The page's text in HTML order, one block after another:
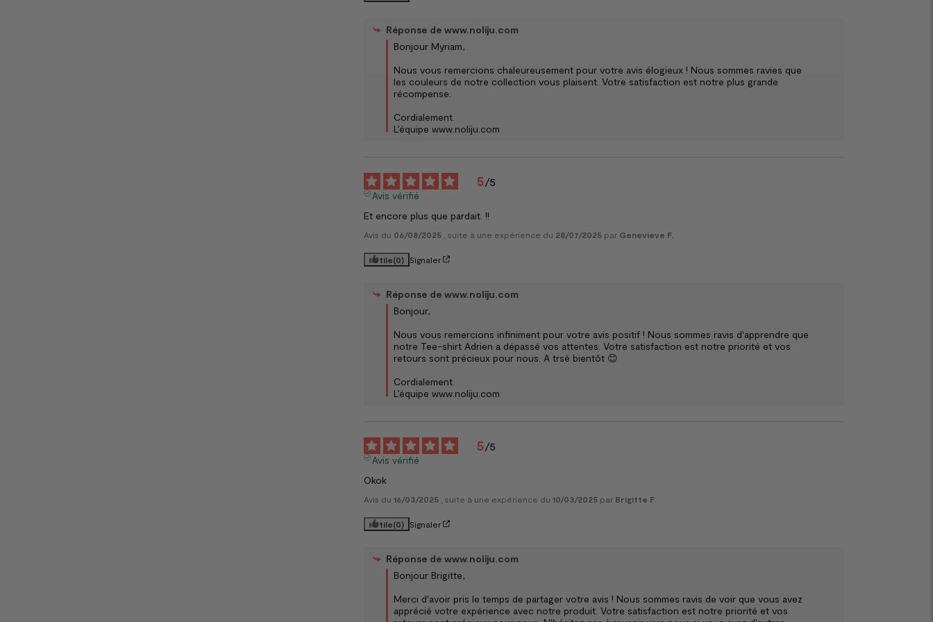
Réponse de www.noliju.com
Bonjour Myriam,
Nous vous remercions chaleureusement pour votre avis élogieux ! Nous sommes ravies que
les couleurs de notre collection vous plaisent. Votre satisfaction est notre plus grande
récompense.
Cordialement.
L’équipe www.noliju.com
5/5
Avis vérifié
Et encore plus que pardait. !!
Avis du 06/08/2025 , suite à une expérience du 28/07/2025 par Genevieve F.
Utile(0) Signaler
Réponse de www.noliju.com
Bonjour,
Nous vous remercions infiniment pour votre avis positif ! Nous sommes ravis d'apprendre que
notre Tee-shirt Adrien a dépassé vos attentes. Votre satisfaction est notre priorité et vos
retours sont précieux pour nous. A trsè bientôt 😊
Cordialement.
L’équipe www.noliju.com
5/5
Avis vérifié
Okok
Avis du 16/03/2025 , suite à une expérience du 10/03/2025 par Brigitte F.
Utile(0) Signaler
Réponse de www.noliju.com
Bonjour Brigitte,
Merci d'avoir pris le temps de partager votre avis ! Nous sommes ravis de voir que vous avez
apprécié votre expérience avec notre produit. Votre satisfaction est notre priorité et vos